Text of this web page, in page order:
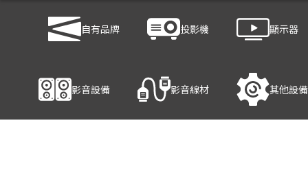
自有品牌 投影機 顯示器
影音設備 影音線材 其他設備
產品細節